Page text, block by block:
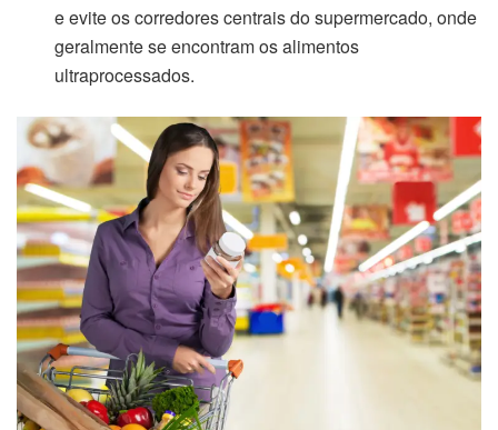
e evite os corredores centrais do supermercado, onde
geralmente se encontram os alimentos
ultraprocessados.